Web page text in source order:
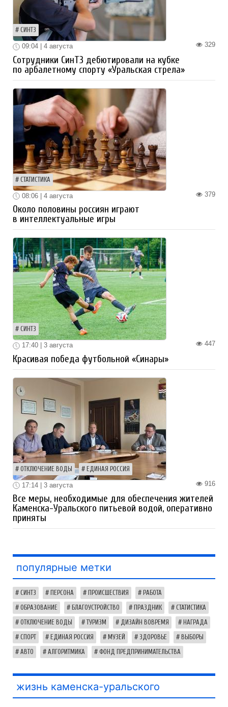
СИНТЗ
329
09:04 | 4 августа
Сотрудники СинТЗ дебютировали на кубке
по арбалетному спорту «Уральская стрела»
СТАТИСТИКА
379
08:06 | 4 августа
Около половины россиян играют
в интеллектуальные игры
СИНТЗ
447
17:40 | 3 августа
Красивая победа футбольной «Синары»
ОТКЛЮЧЕНИЕ ВОДЫ ЕДИНАЯ РОССИЯ
916
17:14 | 3 августа
Все меры, необходимые для обеспечения жителей
Каменска-Уральского питьевой водой, оперативно
приняты
популярные метки
СИНТЗ ПЕРСОНА ПРОИСШЕСТВИЯ РАБОТА
ОБРАЗОВАНИЕ БЛАГОУСТРОЙСТВО ПРАЗДНИК СТАТИСТИКА
ОТКЛЮЧЕНИЕ ВОДЫ ТУРИЗМ ДИЗАЙН ВОВРЕМЯ НАГРАДА
СПОРТ ЕДИНАЯ РОССИЯ МУЗЕЙ ЗДОРОВЬЕ ВЫБОРЫ
АВТО АЛГОРИТМИКА ФОНД ПРЕДПРИНИМАТЕЛЬСТВА
жизнь каменска-уральского